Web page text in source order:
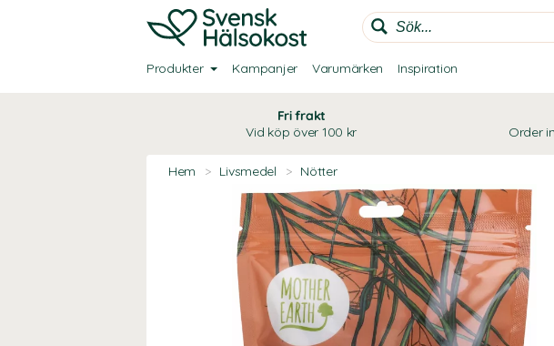
Produkter Kampanjer Varumärken Inspiration
Fri frakt
Vid köp över 100 kr
Order
Hem > Livsmedel > Nötter